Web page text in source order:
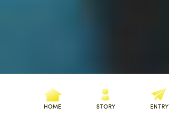
HOME STORY ENTRY